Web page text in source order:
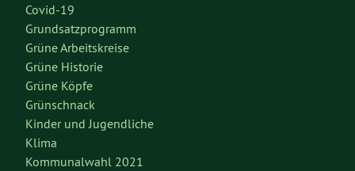
Covid-19
Grundsatzprogramm
Grüne Arbeitskreise
Grüne Historie
Grüne Köpfe
Grünschnack
Kinder und Jugendliche
Klima
Kommunalwahl 2021